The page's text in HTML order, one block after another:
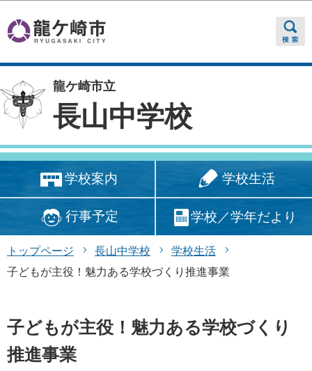
龍ケ崎市立
長山中学校
学校案内 学校生活
行事予定 学校／学年だより
トップページ 長山中学校
学校生活
子どもが主役！魅力ある学校づくり推進事業
子どもが主役！魅力ある学校づくり
推進事業